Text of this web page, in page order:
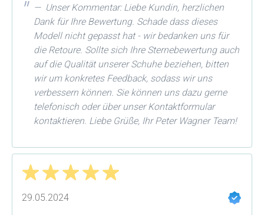
Unser Kommentar: Liebe Kundin, herzlichen
Dank für Ihre Bewertung. Schade dass dieses
Modell nicht gepasst hat - wir bedanken uns für
die Retoure. Sollte sich Ihre Sternebewertung auch
auf die Qualität unserer Schuhe beziehen, bitten
wir um konkretes Feedback, sodass wir uns
verbessern können. Sie können uns dazu gerne
telefonisch oder über unser Kontaktformular
kontaktieren. Liebe Grüße, Ihr Peter Wagner Team!
Bewertung mit 5 von 5 Sternen
29.05.2024